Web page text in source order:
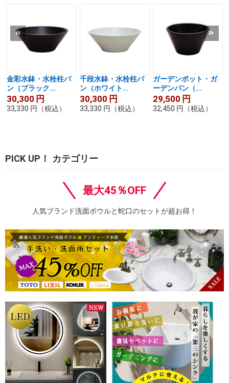
金彩水鉢・水栓柱パ
ン（ブラック...
30,300 円
33,330 円 （税込）
千段水鉢・水栓柱パ
ン（ホワイト...
30,300 円
33,330 円 （税込）
ガーデンポット・ガ
ーデンパン（...
29,500 円
32,450 円 （税込）
PICK UP！ カテゴリー
最大45％OFF
人気ブランド洗面ボウルと蛇口のセットが超お得！